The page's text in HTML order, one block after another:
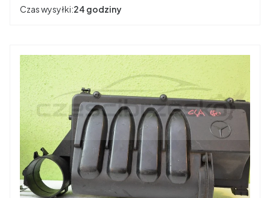
Czas wysyłki:24 godziny